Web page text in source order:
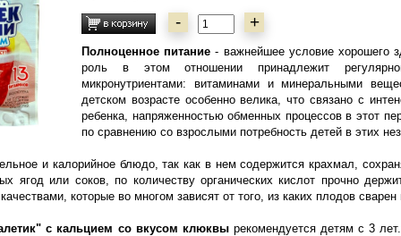
- +
Полноценное питание - важнейшее условие хорошего
роль в этом отношении принадлежит
микронутриентами: витаминами и минеральными
детском возрасте особенно велика, что связано с
ребенка, напряженностью обменных процессов в этот
по сравнению со взрослыми потребность детей в этих
и калорийное блюдо, так как в нем содержится крахмал,
ягод или соков, по количеству органических кислот прочно
которые во многом зависят от того, из каких плодов сварен
с кальцием со вкусом клюквырекомендуется детям с 3